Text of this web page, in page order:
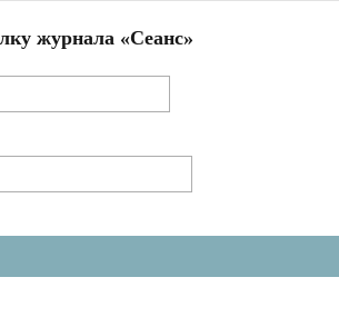
журнала «Сеанс»